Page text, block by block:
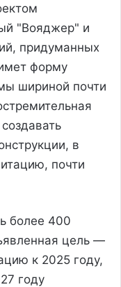
"Вояджер" и
придуманных
форму
шириной почти
в
почти
более 400
цель —
к 2025 году,
году